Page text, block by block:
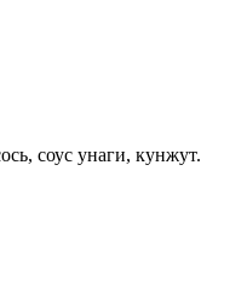
соус унаги, кунжут.